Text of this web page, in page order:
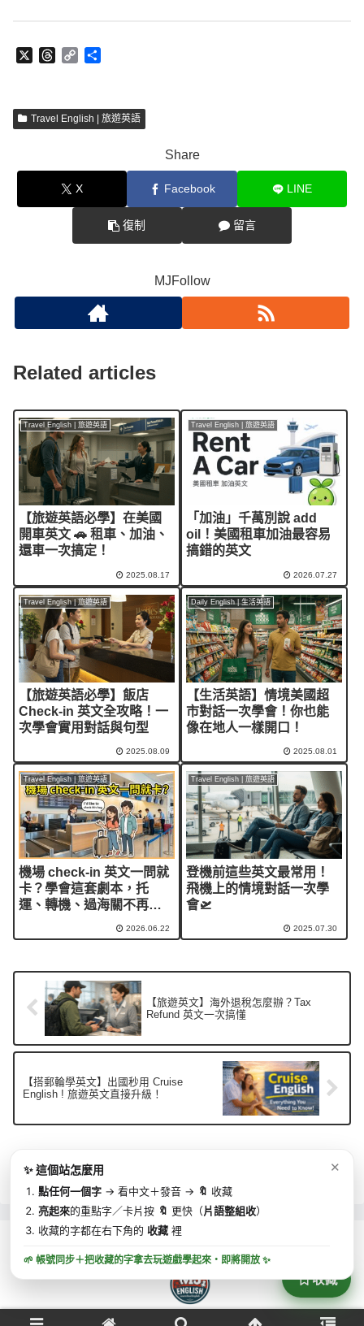
a
C
L
k
Travel English | 旅遊英語
Share
X Facebook LINE
復制 留言
MJFollow
Related articles
Travel English | 旅遊英語
【旅遊英語必學】在美國
開車英文 🚗 租車、加油、
還車一次搞定！
2025.08.17
Travel English | 旅遊英語
「加油」千萬別說 add
oil！美國租車加油最容易
搞錯的英文
2026.07.27
Travel English | 旅遊英語
【旅遊英語必學】飯店
Check-in 英文全攻略！一
次學會實用對話與句型
2025.08.09
Daily English | 生活英語
【生活英語】情境美國超
市對話一次學會！你也能
像在地人一樣開口！
2025.08.01
Travel English | 旅遊英語
機場 check-in 英文一問就
卡？學會這套劇本，托
運、轉機、過海關不再手
2026.06.22
Travel English | 旅遊英語
登機前這些英文最常用！
飛機上的情境對話一次學
會🛫
2025.07.30
【旅遊英文】海外退稅怎麼辦？Tax
Refund 英文一次搞懂
【搭郵輪學英文】出國秒用 Cruise
English ! 旅遊英文直接升級！
收藏
✨ 這個站怎麼用
點任何一個字 → 看中文＋發音 → 🔖 收藏
亮起來的重點字／卡片按 🔖 更快（片語整組收）
收藏的字都在右下角的 收藏 裡
🌱 帳號同步＋把收藏的字拿去玩遊戲學起來・ 即將開放 ✨
✕